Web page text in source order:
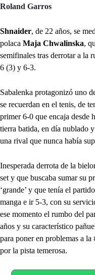
Roland Garros
Shnaider, de 22 años, se
polaca Maja Chwalinska,
semifinales tras derrotar a la
6 (3) y 6-3.
Sabalenka protagonizó uno
se recuerdan en el tenis, de
primer 6-0 que encaja desde
tierra batida, en día nublado
una rival que nunca había
Inesperada derrota de la
set y que buscaba sumar su
‘grande’ y que tenía el
manga e ir 5-3, con su
ese momento el rumbo del
años y su característico
para poner en problemas a la
por la pista temerosa.